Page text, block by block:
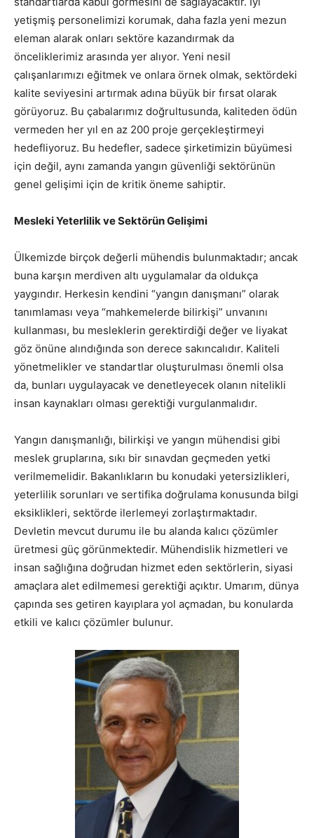
yetişmiş personelimizi korumak, daha fazla yeni mezun
eleman alarak onları sektöre kazandırmak da
önceliklerimiz arasında yer alıyor. Yeni nesil
çalışanlarımızı eğitmek ve onlara örnek olmak, sektördeki
kalite seviyesini artırmak adına büyük bir fırsat olarak
görüyoruz. Bu çabalarımız doğrultusunda, kaliteden ödün
vermeden her yıl en az 200 proje gerçekleştirmeyi
hedefliyoruz. Bu hedefler, sadece şirketimizin büyümesi
için değil, aynı zamanda yangın güvenliği sektörünün
genel gelişimi için de kritik öneme sahiptir.
Mesleki Yeterlilik ve Sektörün Gelişimi
Ülkemizde birçok değerli mühendis bulunmaktadır; ancak
buna karşın merdiven altı uygulamalar da oldukça
yaygındır. Herkesin kendini “yangın danışmanı” olarak
tanımlaması veya “mahkemelerde bilirkişi” unvanını
kullanması, bu mesleklerin gerektirdiği değer ve liyakat
göz önüne alındığında son derece sakıncalıdır. Kaliteli
yönetmelikler ve standartlar oluşturulması önemli olsa
da, bunları uygulayacak ve denetleyecek olanın nitelikli
insan kaynakları olması gerektiği vurgulanmalıdır.
Yangın danışmanlığı, bilirkişi ve yangın mühendisi gibi
meslek gruplarına, sıkı bir sınavdan geçmeden yetki
verilmemelidir. Bakanlıkların bu konudaki yetersizlikleri,
yeterlilik sorunları ve sertifika doğrulama konusunda bilgi
eksiklikleri, sektörde ilerlemeyi zorlaştırmaktadır.
Devletin mevcut durumu ile bu alanda kalıcı çözümler
üretmesi güç görünmektedir. Mühendislik hizmetleri ve
insan sağlığına doğrudan hizmet eden sektörlerin, siyasi
amaçlara alet edilmemesi gerektiği açıktır. Umarım, dünya
çapında ses getiren kayıplara yol açmadan, bu konularda
etkili ve kalıcı çözümler bulunur.